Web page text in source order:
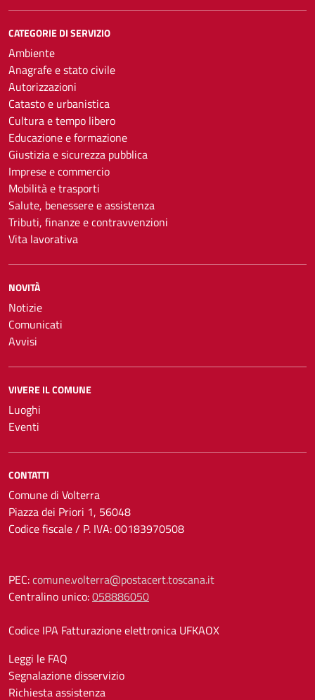
CATEGORIE DI SERVIZIO
Ambiente
Anagrafe e stato civile
Autorizzazioni
Catasto e urbanistica
Cultura e tempo libero
Educazione e formazione
Giustizia e sicurezza pubblica
Imprese e commercio
Mobilità e trasporti
Salute, benessere e assistenza
Tributi, finanze e contravvenzioni
Vita lavorativa
NOVITÀ
Notizie
Comunicati
Avvisi
VIVERE IL COMUNE
Luoghi
Eventi
CONTATTI
Comune di Volterra
Piazza dei Priori 1, 56048
Codice fiscale / P. IVA: 00183970508
PEC:comune.volterra@postacert.toscana.it
Centralino unico:058886050
Codice IPA Fatturazione elettronica UFKAOX
Leggi le FAQ
Segnalazione disservizio
Richiesta assistenza